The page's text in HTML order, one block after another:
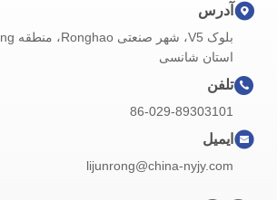
آدرس
استان شانسی
تلفن
86-029-89303101
ایمیل
lijunrong@china-nyjy.com